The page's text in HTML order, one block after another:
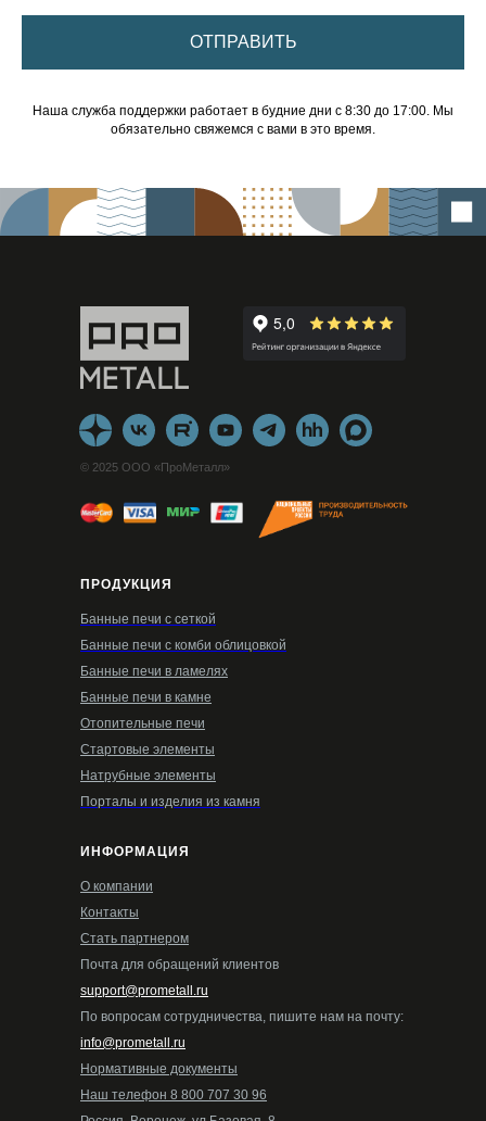
ОТПРАВИТЬ
Наша служба поддержки работает в будние дни с 8:30 до 17:00. Мы
обязательно свяжемся с вами в это время.
ПРОДУКЦИЯ
Банные печи с сеткой
Банные печи с комби облицовкой
Банные печи в ламелях
Банные печи в камне
Отопительные печи
Стартовые элементы
Натрубные элементы
Порталы и изделия из камня
ИНФОРМАЦИЯ
О компании
Контакты
Стать партнером
Почта для обращений клиентов
support@prometall.ru
По вопросам сотрудничества, пишите нам на почту:
info@prometall.ru
Нормативные документы
Наш телефон 8 800 707 30 96
© 2025 ООО «ПроМеталл»